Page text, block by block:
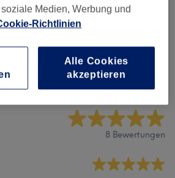
8 Bewertungen
Medien, Werbung und
Richtlinien
Alle Cookies
akzeptieren